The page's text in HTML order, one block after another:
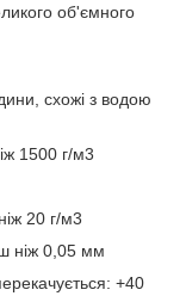
об'ємного
схожі з водою
1500 г/м3
20 г/м3
ніж 0,05 мм
+40